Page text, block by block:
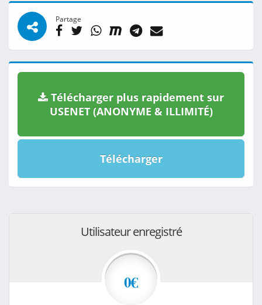
Partage
Télécharger plus rapidement sur
USENET (ANONYME & ILLIMITÉ)
Télécharger
Utilisateur enregistré
0€